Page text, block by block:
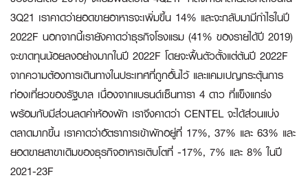
3Q21 เราคาดว่ายอดขายอาหารจะเพิ่มขึ้น 14% และจะกลับมามีกำไรในปี
2022F นอกจากนี้เรายังคาดว่าธุรกิจโรงแรม (41% ของรายได้ปี 2019)
จะขาดทุนน้อยลงอย่างมากในปี 2022F โดยจะฟื้นตัวตั้งแต่ต้นปี 2022F
จากความต้องการเดินทางในประเทศที่ถูกอั้นไว้ และแคมเปญกระตุ้นการ
ท่องเที่ยวของรัฐบาล เนื่องจากแบรนด์เซ็นทารา 4 ดาว ที่แข็งแกร่ง
พร้อมกับมีส่วนลดค่าห้องพัก เราจึงคาดว่า CENTEL จะได้ส่วนแบ่ง
ตลาดมากขึ้น เราคาดว่าอัตราการเข้าพักอยู่ที่ 17%, 37% และ 63% และ
ยอดขายสาขาเดิมของธุรกิจอาหารเติบโตที่ -17%, 7% และ 8% ในปี
2021-23F